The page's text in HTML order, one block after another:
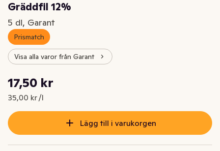
Gräddfil 12%
5 dl, Garant
Prismatch
Visa alla varor från Garant
Nuvarande pris är: 17,50 kr
17,50 kr
35,00 kr /l
Styckpris: 35,00 kr /l
Lägg till i varukorgen